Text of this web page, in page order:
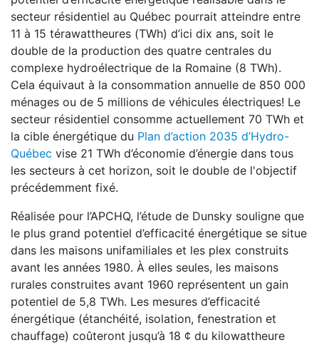
secteur résidentiel au Québec pourrait atteindre entre
11 à 15 térawattheures (TWh) d’ici dix ans, soit le
double de la production des quatre centrales du
complexe hydroélectrique de la Romaine (8 TWh).
Cela équivaut à la consommation annuelle de 850 000
ménages ou de 5 millions de véhicules électriques! Le
secteur résidentiel consomme actuellement 70 TWh et
la cible énergétique du Plan d’action 2035 d’Hydro-
Québec vise 21 TWh d’économie d’énergie dans tous
les secteurs à cet horizon, soit le double de l'objectif
précédemment fixé.
Réalisée pour l’APCHQ, l’étude de Dunsky souligne que
le plus grand potentiel d’efficacité énergétique se situe
dans les maisons unifamiliales et les plex construits
avant les années 1980. À elles seules, les maisons
rurales construites avant 1960 représentent un gain
potentiel de 5,8 TWh. Les mesures d’efficacité
énergétique (étanchéité, isolation, fenestration et
chauffage) coûteront jusqu’à 18 ¢ du kilowattheure